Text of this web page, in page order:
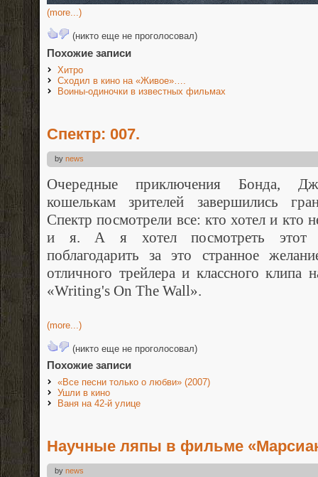
(more...)
(никто еще не проголосовал)
Похожие записи
Хитро
Сходил в кино на «Живое»….
Воины-одиночки в известных фильмах
Спектр: 007.
by news
Очередные приключения Бонда,
кошелькам зрителей завершились
Спектр посмотрели все: кто хотел и кто
и я. А я хотел посмотреть этот
поблагодарить за это странное
отличного трейлера и классного
«Writing's On The Wall».
(more...)
(никто еще не проголосовал)
Похожие записи
«Все песни только о любви» (2007)
Ушли в кино
Ваня на 42-й улице
Научные ляпы в фильме
by news